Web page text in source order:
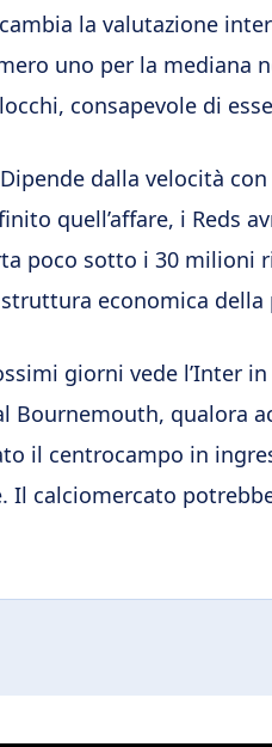
la valutazione
uno per la mediana
consapevole di
Dipende dalla velocità
quell’affare, i Reds
poco sotto i 30
economica della
giorni vede l’Inter
Bournemouth, qualora
il centrocampo in
Il calciomercato